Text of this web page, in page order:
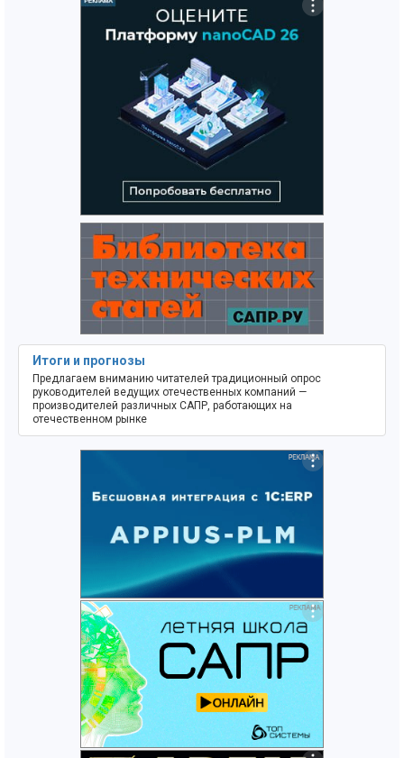
Итоги и прогнозы
Предлагаем вниманию читателей традиционный опрос
руководителей ведущих отечественных компаний —
производителей различных САПР, работающих на
отечественном рынке